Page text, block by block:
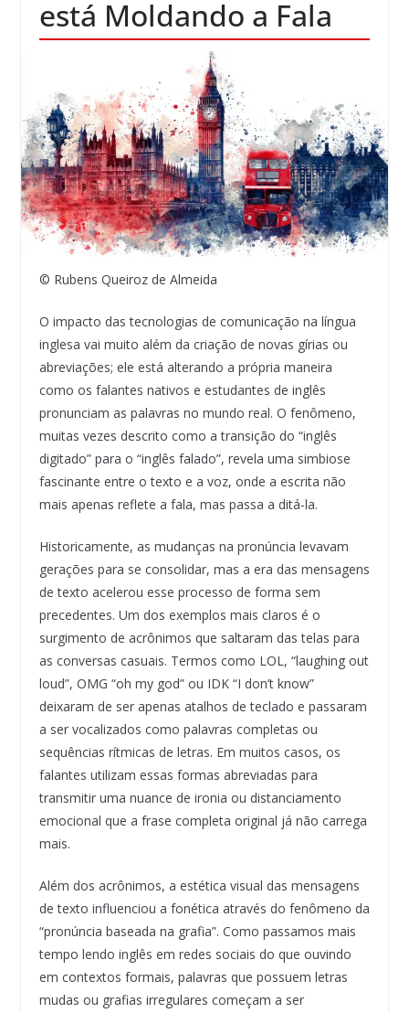
está Moldando a Fala
© Rubens Queiroz de Almeida
O impacto das tecnologias de comunicação na língua
inglesa vai muito além da criação de novas gírias ou
abreviações; ele está alterando a própria maneira
como os falantes nativos e estudantes de inglês
pronunciam as palavras no mundo real. O fenômeno,
muitas vezes descrito como a transição do “inglês
digitado” para o “inglês falado”, revela uma simbiose
fascinante entre o texto e a voz, onde a escrita não
mais apenas reflete a fala, mas passa a ditá-la.
Historicamente, as mudanças na pronúncia levavam
gerações para se consolidar, mas a era das mensagens
de texto acelerou esse processo de forma sem
precedentes. Um dos exemplos mais claros é o
surgimento de acrônimos que saltaram das telas para
as conversas casuais. Termos como LOL, “laughing out
loud”, OMG “oh my god” ou IDK “I don’t know”
deixaram de ser apenas atalhos de teclado e passaram
a ser vocalizados como palavras completas ou
sequências rítmicas de letras. Em muitos casos, os
falantes utilizam essas formas abreviadas para
transmitir uma nuance de ironia ou distanciamento
emocional que a frase completa original já não carrega
mais.
Além dos acrônimos, a estética visual das mensagens
de texto influenciou a fonética através do fenômeno da
“pronúncia baseada na grafia”. Como passamos mais
tempo lendo inglês em redes sociais do que ouvindo
em contextos formais, palavras que possuem letras
mudas ou grafias irregulares começam a ser